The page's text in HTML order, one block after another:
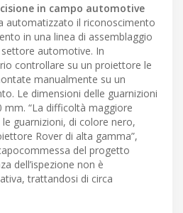
in campo automotive
automatizzato il riconoscimento
in una linea di assemblaggio
automotive. In
controllare su un proiettore le
manualmente su un
Le dimensioni delle guarnizioni
mm. “La difficoltà maggiore
guarnizioni, di colore nero,
Rover di alta gamma”,
del progetto
dell’ispezione non è
trattandosi di circa